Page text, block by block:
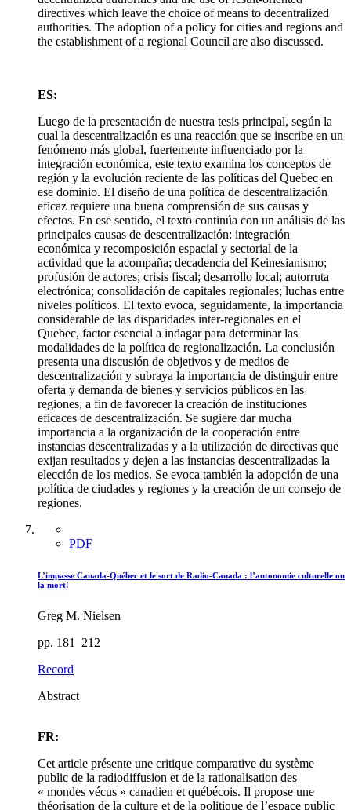
directives which leave the choice of means to decentralized
authorities. The adoption of a policy for cities and regions and
the establishment of a regional Council are also discussed.
ES:
Luego de la presentación de nuestra tesis principal, según la
cual la descentralización es una reacción que se inscribe en un
fenómeno más global, fuertemente influenciado por la
integración económica, este texto examina los conceptos de
región y la evolución reciente de las políticas del Quebec en
ese dominio. El diseño de una política de descentralización
eficaz requiere una buena comprensión de sus causas y
efectos. En ese sentido, el texto continúa con un análisis de las
principales causas de descentralización: integración
económica y recomposición espacial y sectorial de la
actividad que la acompaña; decadencia del Keinesianismo;
profusión de actores; crisis fiscal; desarrollo local; autorruta
electrónica; consolidación de capitales regionales; luchas entre
niveles políticos. El texto evoca, seguidamente, la importancia
considerable de las disparidades inter-regionales en el
Quebec, factor esencial a indagar para determinar las
modalidades de la política de regionalización. La conclusión
presenta una discusión de objetivos y de medios de
descentralización y subraya la importancia de distinguir entre
oferta y demanda de bienes y servicios públicos en las
regiones, a fin de favorecer la creación de instituciones
eficaces de descentralización. Se sugiere dar mucha
importancia a la organización de la cooperación entre
instancias descentralizadas y a la utilización de directivas que
exijan resultados y dejen a las instancias descentralizadas la
elección de los medios. Se evoca también la adopción de una
política de ciudades y regiones y la creación de un consejo de
regiones.
PDF
L’impasse Canada-Québec et le sort de Radio-Canada : l’autonomie culturelle ou
la mort!
Greg M. Nielsen
pp. 181–212
Record
Abstract
FR:
Cet article présente une critique comparative du système
public de la radiodiffusion et de la rationalisation des
« mondes vécus » canadien et québécois. Il propose une
théorisation de la culture et de la politique de l’espace public